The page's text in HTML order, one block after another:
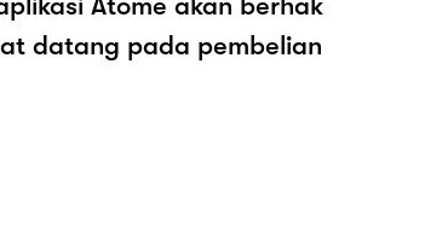
datang pada pembelian